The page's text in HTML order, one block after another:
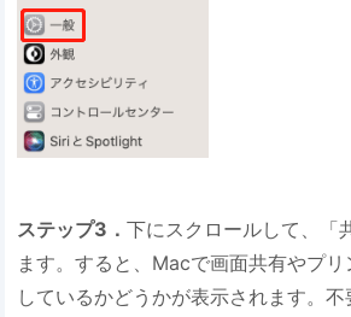
ステップ3．下にスクロールして、「
ます。すると、Macで画面共有やプ
しているかどうかが表示されます。